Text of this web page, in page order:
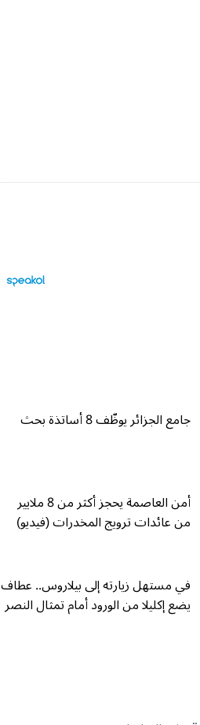
جامع الجزائر يوظّف 8 أساتذة بحث
أمن العاصمة يحجز أكثر من 8 ملايير
من عائدات ترويج المخدرات (فيديو)
في مستهل زيارته إلى بيلاروس.. عطاف
يضع إكليلا من الورود أمام تمثال النصر